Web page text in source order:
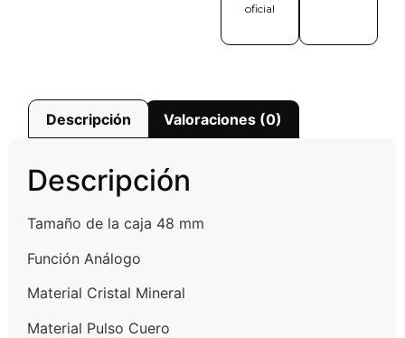
oficial
Descripción Valoraciones (0)
Descripción
Tamaño de la caja 48 mm
Función Análogo
Material Cristal Mineral
Material Pulso Cuero